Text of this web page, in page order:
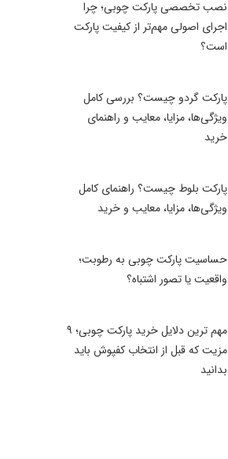
نصب تخصصی پارکت چوبی؛ چرا
اجرای اصولی مهم‌تر از کیفیت پارکت
است؟
پارکت گردو چیست؟ بررسی کامل
ویژگی‌ها، مزایا، معایب و راهنمای
خرید
پارکت بلوط چیست؟ راهنمای کامل
ویژگی‌ها، مزایا، معایب و خرید
حساسیت پارکت چوبی به رطوبت؛
واقعیت یا تصور اشتباه؟
مهم ترین دلایل خرید پارکت چوبی؛ ۹
مزیت که قبل از انتخاب کفپوش باید
بدانید